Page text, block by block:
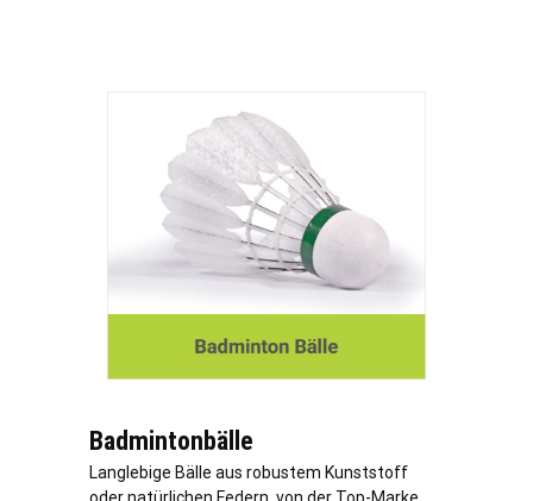
Badmintonbälle
Langlebige Bälle aus robustem Kunststoff